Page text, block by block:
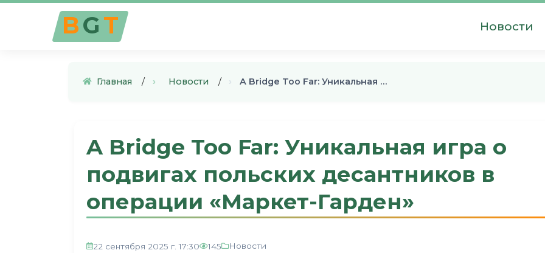
BGT Новости
Главная › Новости › A Bridge Too Far: Уникальная …
A Bridge Too Far: Уникальная игра о
подвигах польских десантников в
операции «Маркет-Гарден»
22 сентября 2025 г. 17:30 145 Новости